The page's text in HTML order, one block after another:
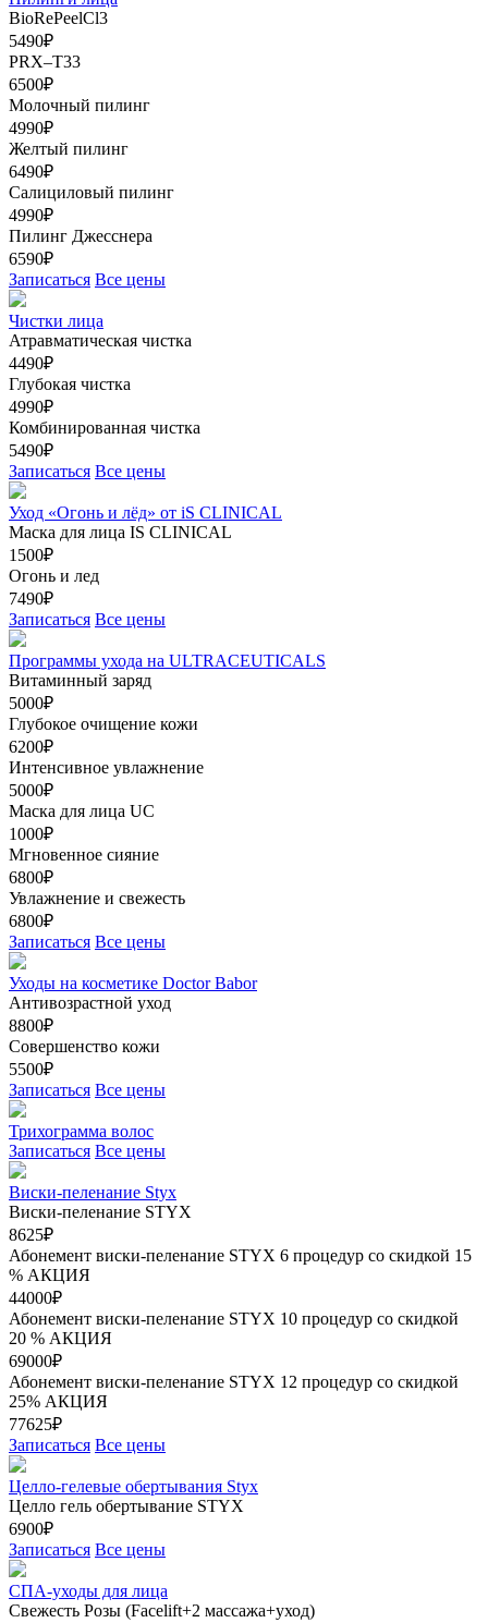
BioRePeelCl3
5490₽
PRX–T33
6500₽
Молочный пилинг
4990₽
Желтый пилинг
6490₽
Салициловый пилинг
4990₽
Пилинг Джесснера
6590₽
Записаться Все цены
Чистки лица
Атравматическая чистка
4490₽
Глубокая чистка
4990₽
Комбинированная чистка
5490₽
Записаться Все цены
Уход «Огонь и лёд» от iS CLINICAL
Маска для лица IS CLINICAL
1500₽
Огонь и лед
7490₽
Записаться Все цены
Программы ухода на ULTRACEUTICALS
Витаминный заряд
5000₽
Глубокое очищение кожи
6200₽
Интенсивное увлажнение
5000₽
Маска для лица UC
1000₽
Мгновенное сияние
6800₽
Увлажнение и свежесть
6800₽
Записаться Все цены
Уходы на косметике Doctor Babor
Антивозрастной уход
8800₽
Совершенство кожи
5500₽
Записаться Все цены
Трихограмма волос
Записаться Все цены
Виски-пеленание Styx
Виски-пеленание STYX
8625₽
Абонемент виски-пеленание STYX 6 процедур со скидкой 15
% АКЦИЯ
44000₽
Абонемент виски-пеленание STYX 10 процедур со скидкой
20 % АКЦИЯ
69000₽
Абонемент виски-пеленание STYX 12 процедур со скидкой
25% АКЦИЯ
77625₽
Записаться Все цены
Целло-гелевые обертывания Styx
Целло гель обертывание STYX
6900₽
Записаться Все цены
СПА-уходы для лица
Свежесть Розы (Facelift+2 массажа+уход)